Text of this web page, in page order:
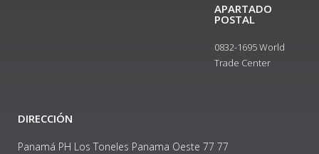
APARTADO
POSTAL
0832-1695 World
Trade Center
DIRECCIÓN
Panamá PH Los Toneles Panama Oeste 77 77